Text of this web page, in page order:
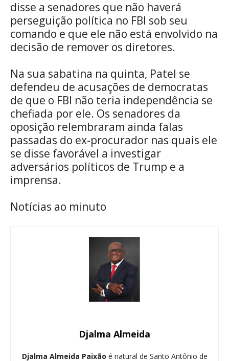
disse a senadores que não haverá
perseguição política no FBI sob seu
comando e que ele não está envolvido na
decisão de remover os diretores.
Na sua sabatina na quinta, Patel se
defendeu de acusações de democratas
de que o FBI não teria independência se
chefiada por ele. Os senadores da
oposição relembraram ainda falas
passadas do ex-procurador nas quais ele
se disse favorável a investigar
adversários políticos de Trump e a
imprensa.
Notícias ao minuto
Djalma Almeida
Djalma Almeida Paixão é natural de Santo Antônio de